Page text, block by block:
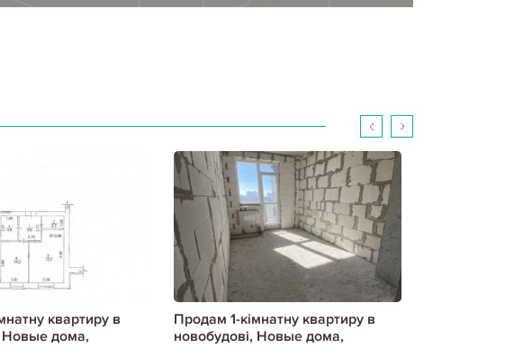
квартиру в
Новые дома,
Продам 1-кімнатну квартиру в
новобудові, Новые дома,